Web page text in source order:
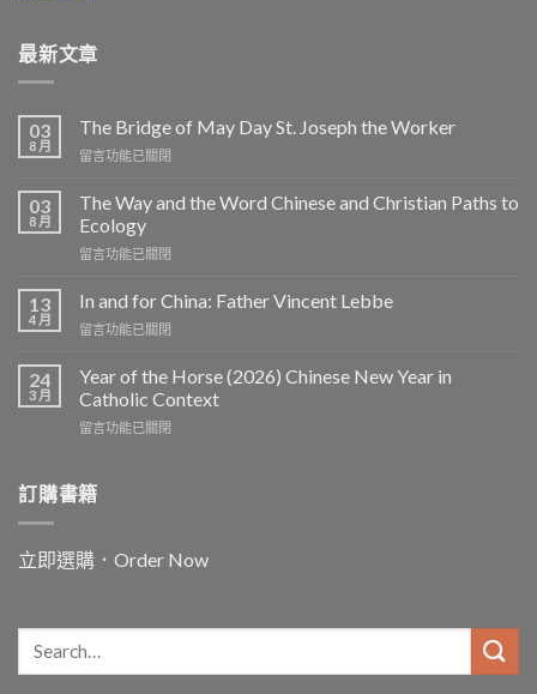
最新文章
03
8 月
The Bridge of May Day St. Joseph the Worker
在
Bridge
May
Day
Joseph
Worker〉
留言功能已關閉
03
8 月
The Way and the Word Chinese and Christian Paths to
Ecology
在
Way
the
Chinese
and
Paths
中
留言功能已關閉
13
4 月
In and for China: Father Vincent Lebbe
在
and
China:
Father
中
留言功能已關閉
24
3 月
Year of the Horse (2026) Chinese New Year in
Catholic Context
在
the
Horse
Chinese
New
Catholic
Context〉
中
留言功能已關閉
訂購書籍
立即選購．Order Now